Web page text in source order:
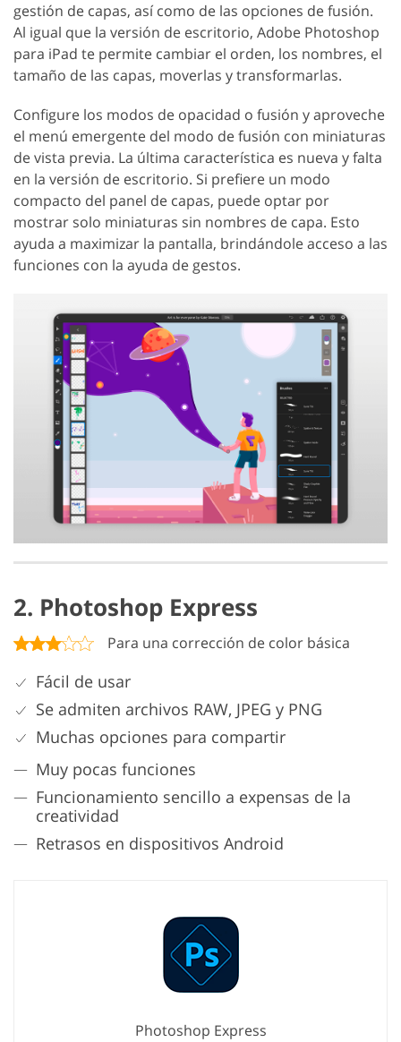
gestión de capas, así como de las opciones de fusión.
Al igual que la versión de escritorio, Adobe Photoshop
para iPad te permite cambiar el orden, los nombres, el
tamaño de las capas, moverlas y transformarlas.
Configure los modos de opacidad o fusión y aproveche
el menú emergente del modo de fusión con miniaturas
de vista previa. La última característica es nueva y falta
en la versión de escritorio. Si prefiere un modo
compacto del panel de capas, puede optar por
mostrar solo miniaturas sin nombres de capa. Esto
ayuda a maximizar la pantalla, brindándole acceso a las
funciones con la ayuda de gestos.
2. Photoshop Express
Para una corrección de color básica
Fácil de usar
Se admiten archivos RAW, JPEG y PNG
Muchas opciones para compartir
Muy pocas funciones
Funcionamiento sencillo a expensas de la
creatividad
Retrasos en dispositivos Android
Photoshop Express